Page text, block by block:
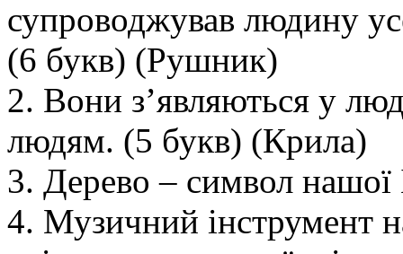
супроводжував людину
(6 букв) (Рушник)
2. Вони з’являються у
людям. (5 букв) (Крила)
3. Дерево – символ
4. Музичний інструмент